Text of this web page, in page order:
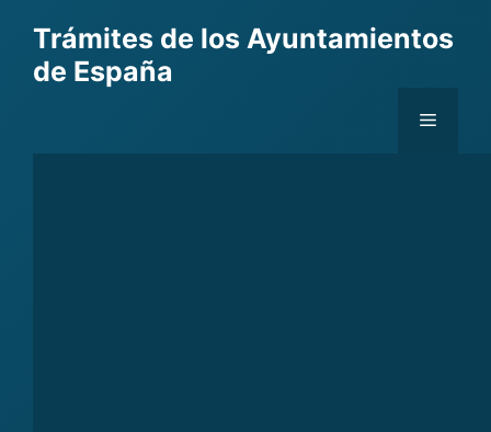
content
Trámites de los Ayuntamientos
de España
Menu